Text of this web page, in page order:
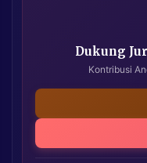
Dukung
Kontribusi